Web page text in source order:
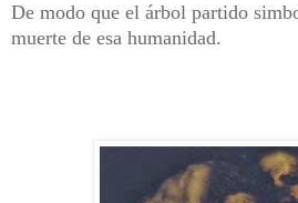
De modo que el árbol partido
muerte de esa humanidad.